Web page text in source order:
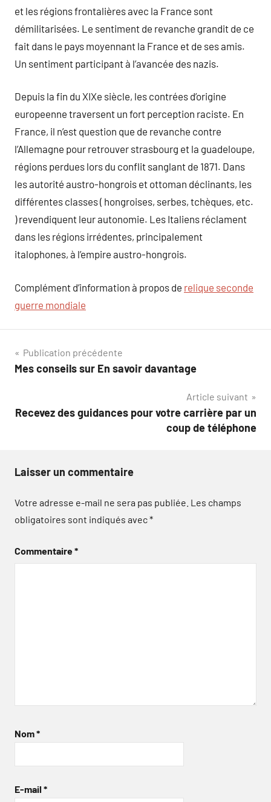
et les régions frontalières avec la France sont
démilitarisées. Le sentiment de revanche grandit de ce
fait dans le pays moyennant la France et de ses amis.
Un sentiment participant à l’avancée des nazis.
Depuis la fin du XIXe siècle, les contrées d’origine
europeenne traversent un fort perception raciste. En
France, il n’est question que de revanche contre
l’Allemagne pour retrouver strasbourg et la guadeloupe,
régions perdues lors du conflit sanglant de 1871. Dans
les autorité austro-hongrois et ottoman déclinants, les
différentes classes ( hongroises, serbes, tchèques, etc.
) revendiquent leur autonomie. Les Italiens réclament
dans les régions irrédentes, principalement
italophones, à l’empire austro-hongrois.
Complément d’information à propos de relique seconde
guerre mondiale
Navigation
de
Publication précédente
Mes conseils sur En savoir davantage
Article suivant
Recevez des guidances pour votre carrière par un
coup de téléphone
Laisser un commentaire
Votre adresse e-mail ne sera pas publiée. Les champs
obligatoires sont indiqués avec*
Commentaire*
Nom*
E-mail *